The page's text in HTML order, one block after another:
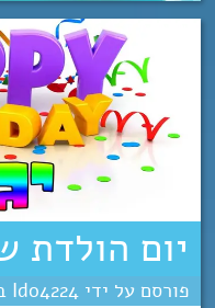
יום הולדת
Ido4224